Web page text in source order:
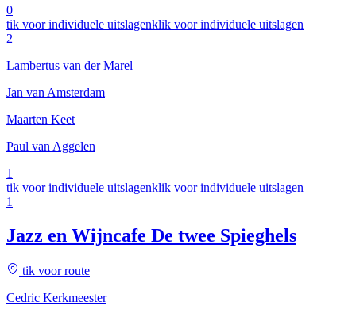
0
tik voor individuele uitslagenklik voor individuele uitslagen
2
Lambertus van der Marel
Jan van Amsterdam
Maarten Keet
Paul van Aggelen
1
tik voor individuele uitslagenklik voor individuele uitslagen
1
Jazz en Wijncafe De twee Spieghels
tik voor route
Cedric Kerkmeester